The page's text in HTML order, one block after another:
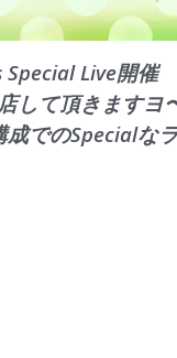
Live開催
して頂きますヨ
でのSpecialな